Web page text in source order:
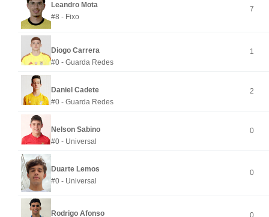
Leandro Mota
#8 - Fixo
7
Diogo Carrera
#0 - Guarda Redes
1
Daniel Cadete
#0 - Guarda Redes
2
Nelson Sabino
#0 - Universal
0
Duarte Lemos
#0 - Universal
0
Rodrigo Afonso
0